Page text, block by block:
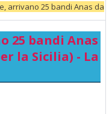
arrivano 25 bandi Anas da
bandi Anas
la Sicilia) - La